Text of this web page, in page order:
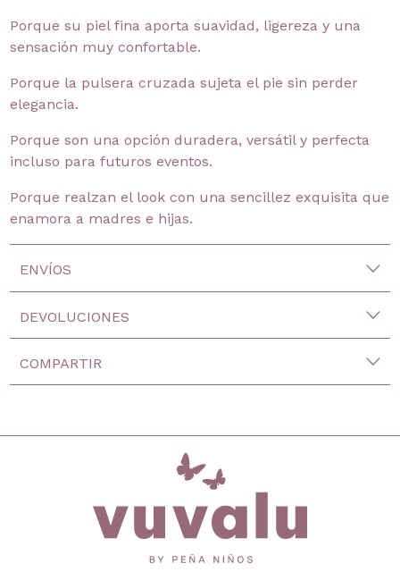
Porque su piel fina aporta suavidad, ligereza y una
sensación muy confortable.
Porque la pulsera cruzada sujeta el pie sin perder
elegancia.
Porque son una opción duradera, versátil y perfecta
incluso para futuros eventos.
Porque realzan el look con una sencillez exquisita que
enamora a madres e hijas.
ENVÍOS
DEVOLUCIONES
COMPARTIR